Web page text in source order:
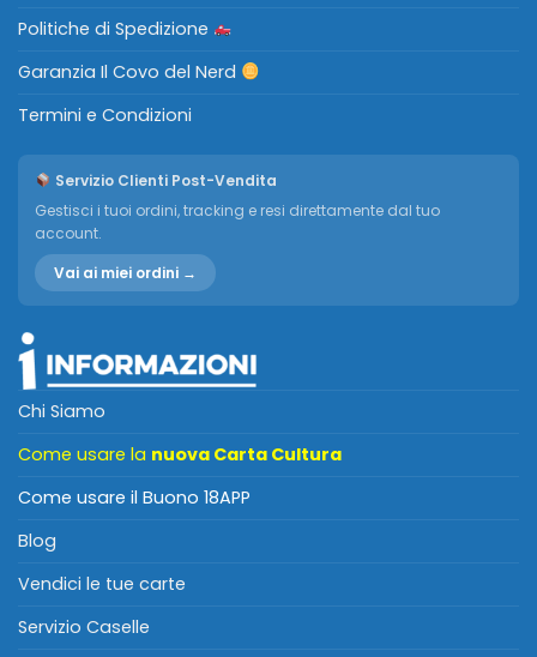
Politiche di Spedizione
Garanzia Il Covo del Nerd
Termini e Condizioni
Servizio Clienti Post-Vendita
Gestisci i tuoi ordini, tracking e resi direttamente dal tuo
account.
Vai ai miei ordini →
Chi Siamo
Come usare la nuova Carta Cultura
Come usare il Buono 18APP
Blog
Vendici le tue carte
Servizio Caselle